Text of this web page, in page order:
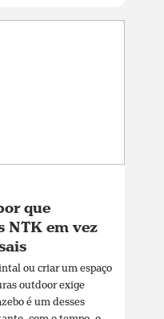
que
NTK em vez
ou criar um espaço
outdoor exige
é um desses